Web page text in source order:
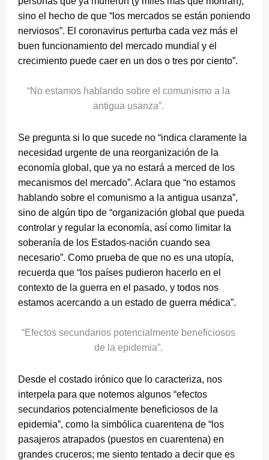
sino el hecho de que “los mercados se están poniendo
nerviosos”. El coronavirus perturba cada vez más el
buen funcionamiento del mercado mundial y el
crecimiento puede caer en un dos o tres por ciento”.
“No estamos hablando sobre el comunismo a la
antigua usanza”.
Se pregunta si lo que sucede no “indica claramente la
necesidad urgente de una reorganización de la
economía global, que ya no estará a merced de los
mecanismos del mercado”. Aclara que “no estamos
hablando sobre el comunismo a la antigua usanza”,
sino de algún tipo de “organización global que pueda
controlar y regular la economía, así como limitar la
soberanía de los Estados-nación cuando sea
necesario”. Como prueba de que no es una utopía,
recuerda que “los países pudieron hacerlo en el
contexto de la guerra en el pasado, y todos nos
estamos acercando a un estado de guerra médica”.
“Efectos secundarios potencialmente beneficiosos
de la epidemia”.
Desde el costado irónico que lo caracteriza, nos
interpela para que notemos algunos “efectos
secundarios potencialmente beneficiosos de la
epidemia”, como la simbólica cuarentena de “los
pasajeros atrapados (puestos en cuarentena) en
grandes cruceros; me siento tentado a decir que es